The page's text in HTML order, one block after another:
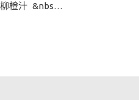
柳橙汁 &nbs…